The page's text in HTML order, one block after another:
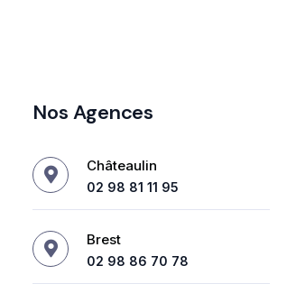
Nos Agences
Châteaulin
02 98 81 11 95
Brest
02 98 86 70 78